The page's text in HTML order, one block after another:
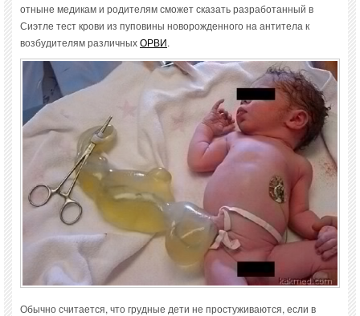
отныне медикам и родителям сможет сказать разработанный в
Сиэтле тест крови из пуповины новорожденного на антитела к
возбудителям различныхОРВИ.
Обычно считается, что грудные дети не простуживаются, если в